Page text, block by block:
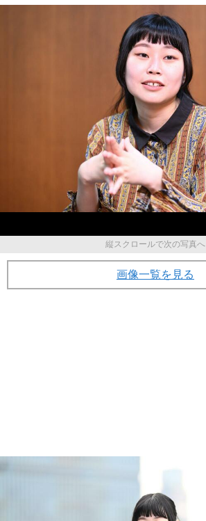
縦スクロールで次の写真へ
画像一覧を見る